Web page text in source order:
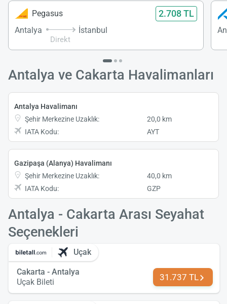
Pegasus 2.708 TL
Antalya
Direkt
İstanbul
Antalya ve Cakarta Havalimanları
Antalya Havalimanı
Şehir Merkezine Uzaklık:
20,0 km
IATA Kodu:
AYT
Gazipaşa (Alanya) Havalimanı
Şehir Merkezine Uzaklık:
40,0 km
IATA Kodu:
GZP
Antalya - Cakarta Arası Seyahat
Seçenekleri
Uçak
Cakarta - Antalya
Uçak Bileti
31.737 TL